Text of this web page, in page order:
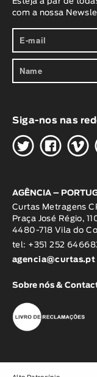
com a nossa
Siga-nos nas
HGW
AGÊNCIA –
Curtas Metragens
Praça José Régio,
4480-718 Vila do
tel: +351 252
agencia@curtas.pt
Sobre nós &